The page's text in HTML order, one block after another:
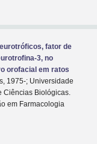
fator de
3, no
orofacial em ratos
1975-; Universidade
Ciências Biológicas.
em Farmacologia